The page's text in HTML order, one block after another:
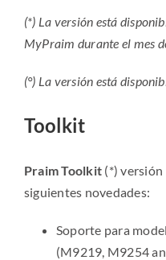
(*) La versión está
MyPraim durante el mes
(°) La versión está
Toolkit
Praim Toolkit (*) versión
siguientes novedades:
Soporte para
(M9219, M9254